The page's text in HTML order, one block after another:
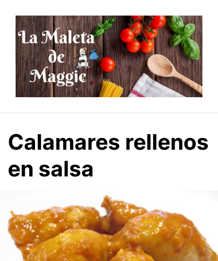
contenido
Calamares rellenos
en salsa